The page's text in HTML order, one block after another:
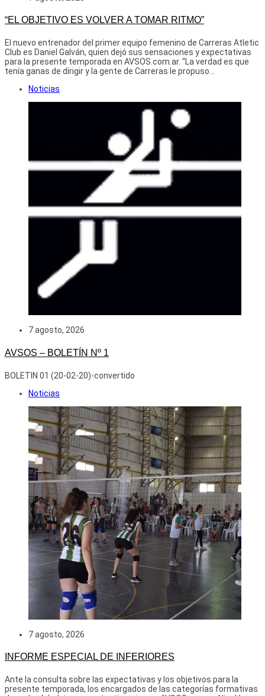
“EL OBJETIVO ES VOLVER A TOMAR RITMO”
El nuevo entrenador del primer equipo femenino de Carreras Atletic
Club es Daniel Galván, quien dejó sus sensaciones y expectativas
para la presente temporada en AVSOS.com.ar. “La verdad es que
tenía ganas de dirigir y la gente de Carreras le propuso...
Noticias
7 agosto, 2026
AVSOS – BOLETÍN Nº 1
BOLETIN 01 (20-02-20)-convertido
Noticias
7 agosto, 2026
INFORME ESPECIAL DE INFERIORES
Ante la consulta sobre las expectativas y los objetivos para la
presente temporada, los encargados de las categorías formativas